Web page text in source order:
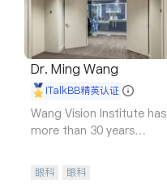
Dr. Ming Wang
iTalkBB精英认证
Wang Vision Institute has
more than 30 years
眼科 眼科